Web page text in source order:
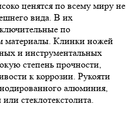
ценятся по всему миру не
вида. В их
по
материалы. Клинки ножей
и инструментальных
степень прочности,
к коррозии. Рукояти
алюминия,
стеклотекстолита.